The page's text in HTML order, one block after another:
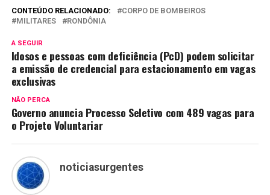
CONTEÚDO RELACIONADO:
CORPO DE BOMBEIROS
MILITARES
RONDÔNIA
A SEGUIR
Idosos e pessoas com deficiência (PcD) podem solicitar
a emissão de credencial para estacionamento em vagas
exclusivas
NÃO PERCA
Governo anuncia Processo Seletivo com 489 vagas para
o Projeto Voluntariar
noticiasurgentes